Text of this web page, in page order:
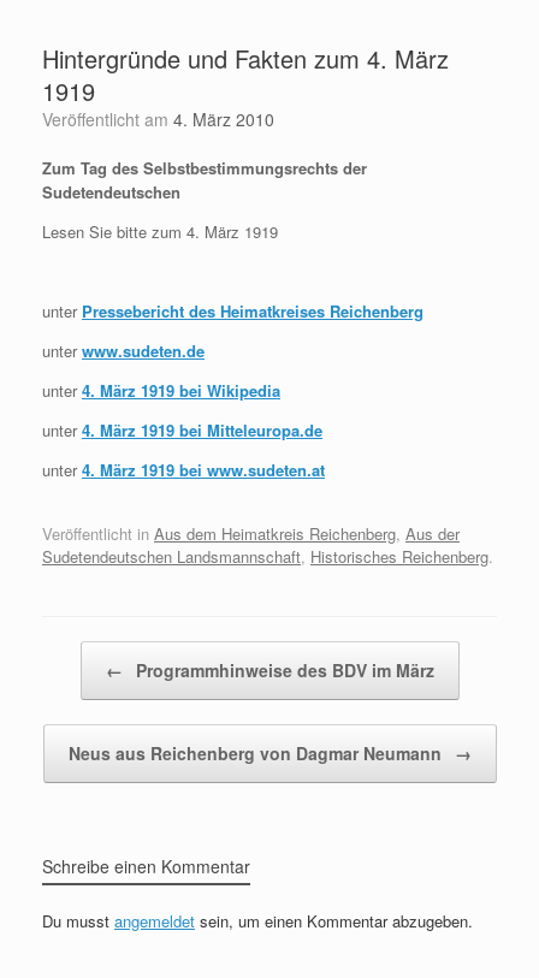
springenHintergründe und Fakten zum 4. März
1919
Veröffentlicht am 4. März 2010
Zum Tag des Selbstbestimmungsrechts der
Sudetendeutschen
Lesen Sie bitte zum 4. März 1919
unter Pressebericht des Heimatkreises Reichenberg
unterwww.sudeten.de
unter4. März 1919 bei Wikipedia
unter4. März 1919 bei Mitteleuropa.de
unter4. März 1919 bei www.sudeten.at
Veröffentlicht in Aus dem Heimatkreis Reichenberg, Aus der
Sudetendeutschen Landsmannschaft, Historisches Reichenberg.
← Programmhinweise des BDV im März
Neus aus Reichenberg von Dagmar Neumann →
Schreibe einen Kommentar
Du musst angemeldet sein, um einen Kommentar abzugeben.